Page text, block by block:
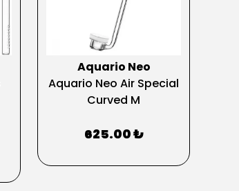
Aquario Neo
Aquario Neo Air Special
Curved M
625.00 ₺